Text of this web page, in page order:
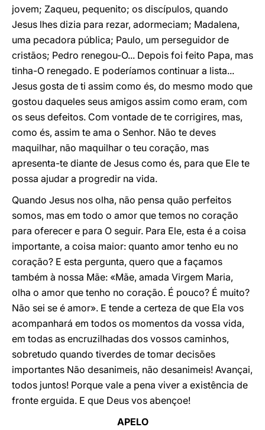
jovem; Zaqueu, pequenito; os discípulos, quando
Jesus lhes dizia para rezar, adormeciam; Madalena,
uma pecadora pública; Paulo, um perseguidor de
cristãos; Pedro renegou-O... Depois foi feito Papa, mas
tinha-O renegado. E poderíamos continuar a lista...
Jesus gosta de ti assim como és, do mesmo modo que
gostou daqueles seus amigos assim como eram, com
os seus defeitos. Com vontade de te corrigires, mas,
como és, assim te ama o Senhor. Não te deves
maquilhar, não maquilhar o teu coração, mas
apresenta-te diante de Jesus como és, para que Ele te
possa ajudar a progredir na vida.
Quando Jesus nos olha, não pensa quão perfeitos
somos, mas em todo o amor que temos no coração
para oferecer e para O seguir. Para Ele, esta é a coisa
importante, a coisa maior: quanto amor tenho eu no
coração? E esta pergunta, quero que a façamos
também à nossa Mãe: «Mãe, amada Virgem Maria,
olha o amor que tenho no coração. É pouco? É muito?
Não sei se é amor». E tende a certeza de que Ela vos
acompanhará em todos os momentos da vossa vida,
em todas as encruzilhadas dos vossos caminhos,
sobretudo quando tiverdes de tomar decisões
importantes Não desanimeis, não desanimeis! Avançai,
todos juntos! Porque vale a pena viver a existência de
fronte erguida. E que Deus vos abençoe!
APELO